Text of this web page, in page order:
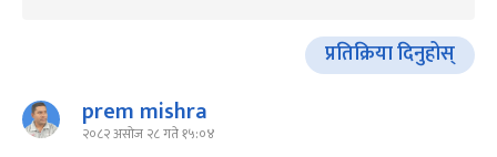
प्रतिक्रिया दिनुहोस्
prem mishra
२०८२ असोज २८ गते १५:०४